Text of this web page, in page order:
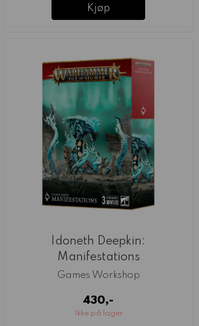
Kjøp
Idoneth Deepkin:
Manifestations
Games Workshop
430,-
Ikke på lager